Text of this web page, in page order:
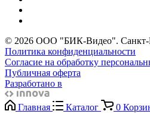
© 2026 ООО "БИК-Видео". Санкт-
Политика конфиденциальности
Согласие на обработку
Публичная оферта
Разработано в
Главная Каталог 0